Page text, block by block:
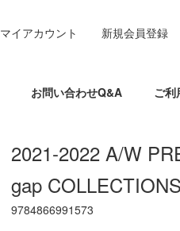
お問い合わせQ&A ご利
マイアカウント 新規会員登録
2021-2022 A/W
gap
9784866991573